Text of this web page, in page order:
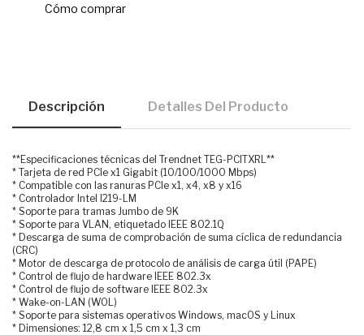
Cómo comprar
Descripción Detalles Del Producto
**Especificaciones técnicas del Trendnet TEG-PCITXRL**
* Tarjeta de red PCIe x1 Gigabit (10/100/1000 Mbps)
* Compatible con las ranuras PCIe x1, x4, x8 y x16
* Controlador Intel I219-LM
* Soporte para tramas Jumbo de 9K
* Soporte para VLAN, etiquetado IEEE 802.1Q
* Descarga de suma de comprobación de suma cíclica de redundancia
(CRC)
* Motor de descarga de protocolo de análisis de carga útil (PAPE)
* Control de flujo de hardware IEEE 802.3x
* Control de flujo de software IEEE 802.3x
* Wake-on-LAN (WOL)
* Soporte para sistemas operativos Windows, macOS y Linux
* Dimensiones: 12,8 cm x 1,5 cm x 1,3 cm